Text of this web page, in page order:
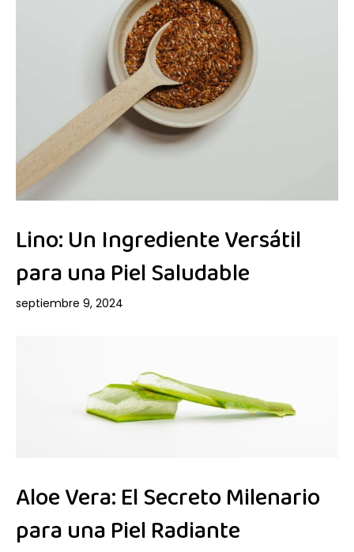
Lino: Un Ingrediente Versátil
para una Piel Saludable
septiembre 9, 2024
Aloe Vera: El Secreto Milenario
para una Piel Radiante